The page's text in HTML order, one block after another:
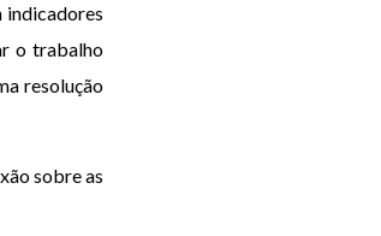
indicadores
o trabalho
resolução
sobre as